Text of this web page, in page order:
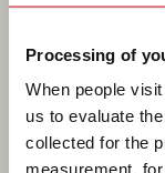
Processing of
When people
us to evaluate
collected for the
measurement,